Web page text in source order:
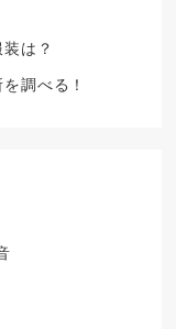
は？
調べる！